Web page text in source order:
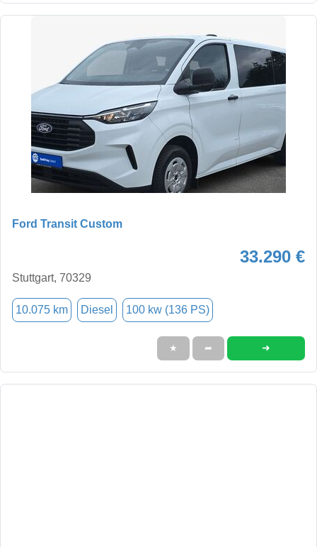
Ford Transit Custom
33.290 €
Stuttgart, 70329
10.075 km Diesel 100 kw (136 PS)
★ ➦ ➜